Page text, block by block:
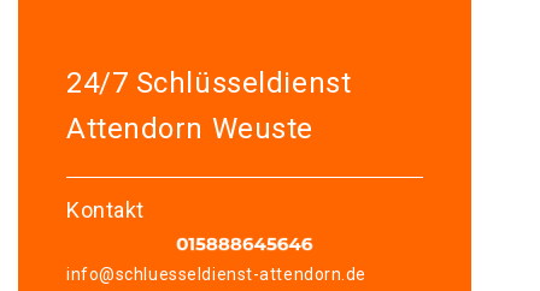
24/7 Schlüsseldienst
Attendorn Weuste
Kontakt
info@schluesseldienst-attendorn.de